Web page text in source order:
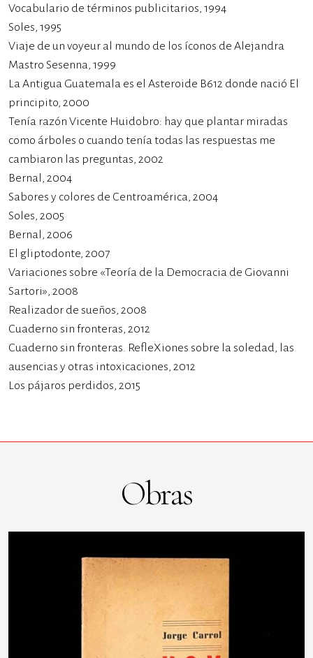
Vocabulario de términos publicitarios, 1994
Soles, 1995
Viaje de un voyeur al mundo de los íconos de Alejandra
Mastro Sesenna, 1999
La Antigua Guatemala es el Asteroide B612 donde nació El
principito, 2000
Tenía razón Vicente Huidobro: hay que plantar miradas
como árboles o cuando tenía todas las respuestas me
cambiaron las preguntas, 2002
Bernal, 2004
Sabores y colores de Centroamérica, 2004
Soles, 2005
Bernal, 2006
El gliptodonte, 2007
Variaciones sobre «Teoría de la Democracia de Giovanni
Sartori», 2008
Realizador de sueños, 2008
Cuaderno sin fronteras, 2012
Cuaderno sin fronteras. RefleXiones sobre la soledad, las
ausencias y otras intoxicaciones, 2012
Los pájaros perdidos, 2015
Obras